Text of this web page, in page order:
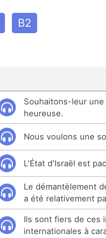
B2
Souhaitons-leur
heureuse.
Nous voulons une
L'État d'Israël est
Le démantèlement
a été relativement
Ils sont fiers de ces
internationales à